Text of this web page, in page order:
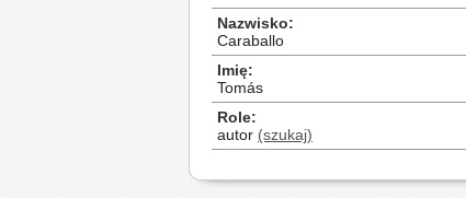
Nazwisko
Caraballo
Imię
Tomás
Role
autor (szukaj)